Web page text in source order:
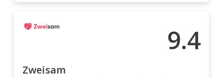
9.4
Zweisam